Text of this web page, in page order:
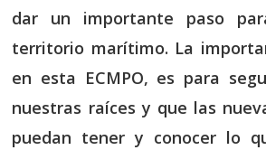
dar un importante paso
territorio marítimo. La
en esta ECMPO, es para
nuestras raíces y que las
puedan tener y conocer lo